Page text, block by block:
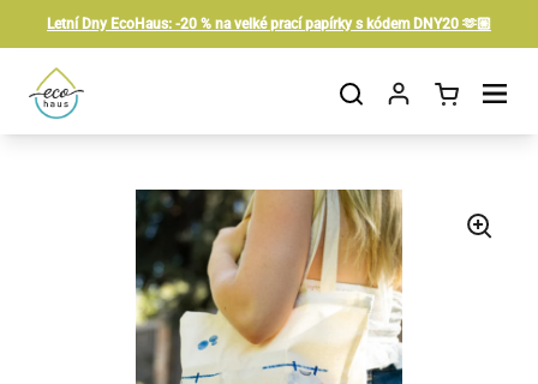
Letní Dny EcoHaus: -20 % na velké prací papírky s kódem DNY20 🫶🏼
Otvorit košíkOtvor ponuku